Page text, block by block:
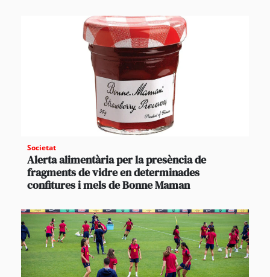
Societat
Alerta alimentària per la presència de
fragments de vidre en determinades
confitures i mels de Bonne Maman